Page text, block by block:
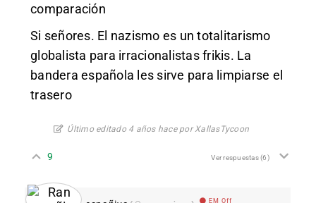
comparación
Si señores. El nazismo es un totalitarismo
globalista para irracionalistas frikis. La
bandera española les sirve para limpiarse el
trasero
Último editado 4 años hace por XallasTycoon
9 Ver respuestas(6)
EM Off